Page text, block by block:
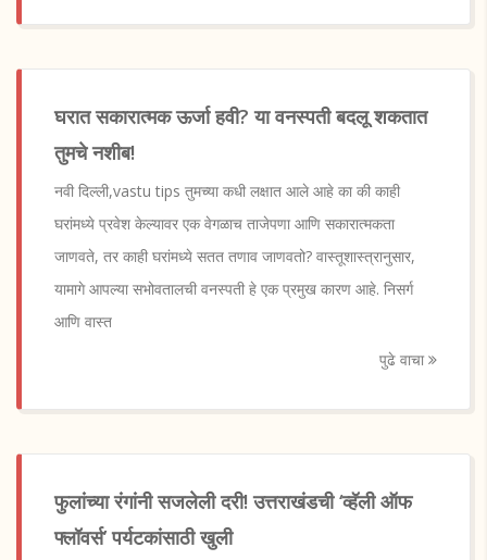
घरात सकारात्मक ऊर्जा हवी? या वनस्पती बदलू शकतात
तुमचे नशीब!
नवी दिल्ली,vastu tips तुमच्या कधी लक्षात आले आहे का की काही
घरांमध्ये प्रवेश केल्यावर एक वेगळाच ताजेपणा आणि सकारात्मकता
जाणवते, तर काही घरांमध्ये सतत तणाव जाणवतो? वास्तूशास्त्रानुसार,
यामागे आपल्या सभोवतालची वनस्पती हे एक प्रमुख कारण आहे. निसर्ग
आणि वास्त
पुढे वाचा
फुलांच्या रंगांनी सजलेली दरी! उत्तराखंडची ‘व्हॅली ऑफ
फ्लॉवर्स’ पर्यटकांसाठी खुली